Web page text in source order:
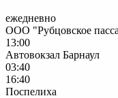
ежедневно
ООО "Рубцовское
13:00
Автовокзал Барнаул
03:40
16:40
Поспелиха